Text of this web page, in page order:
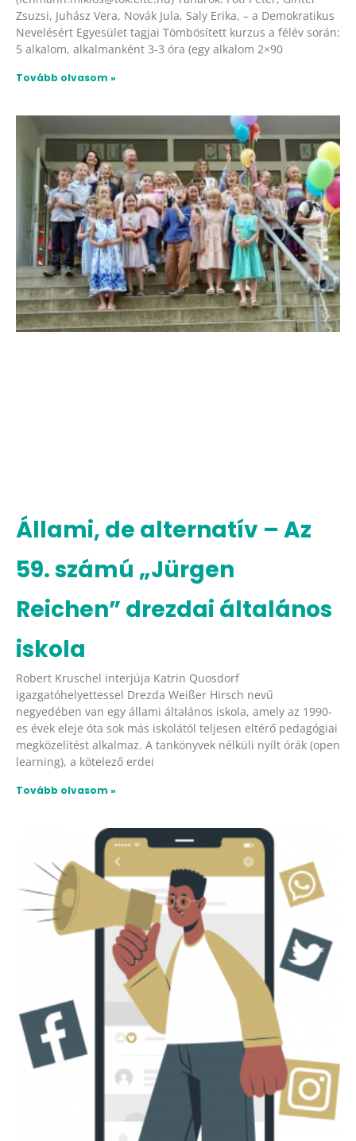
Zsuzsi, Juhász Vera, Novák Jula, Saly Erika, – a Demokratikus
Nevelésért Egyesület tagjai Tömbösített kurzus a félév során:
5 alkalom, alkalmanként 3-3 óra (egy alkalom 2×90
Tovább olvasom »
Állami, de alternatív – Az
59. számú „Jürgen
Reichen” drezdai általános
iskola
Robert Kruschel interjúja Katrin Quosdorf
igazgatóhelyettessel Drezda Weißer Hirsch nevű
negyedében van egy állami általános iskola, amely az 1990-
es évek eleje óta sok más iskolától teljesen eltérő pedagógiai
megközelítést alkalmaz. A tankönyvek nélküli nyílt órák (open
learning), a kötelező erdei
Tovább olvasom »